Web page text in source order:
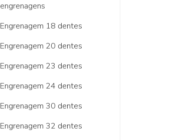
engrenagens
Engrenagem 18 dentes
Engrenagem 20 dentes
Engrenagem 23 dentes
Engrenagem 24 dentes
Engrenagem 30 dentes
Engrenagem 32 dentes